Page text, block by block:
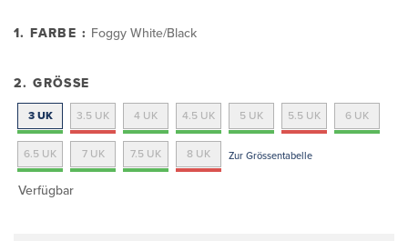
1. FARBE : Foggy White/Black
2. GRÖSSE
3 UK 3.5 UK 4 UK 4.5 UK 5 UK 5.5 UK 6 UK
6.5 UK 7 UK 7.5 UK 8 UK Zur Grössentabelle
Verfügbar